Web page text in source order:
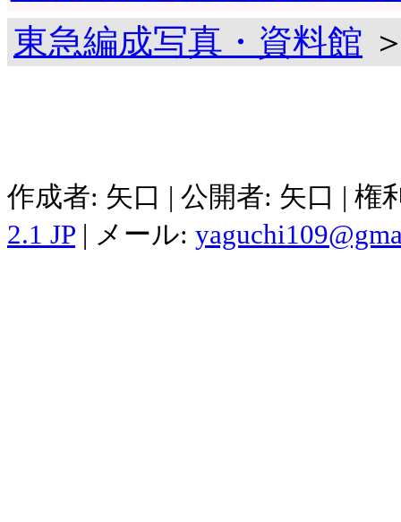
東急編成写真・資料館
作成者: 矢口 | 公開者: 矢口 |
2.1 JP | メール: